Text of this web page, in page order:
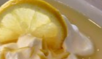
joghurtos